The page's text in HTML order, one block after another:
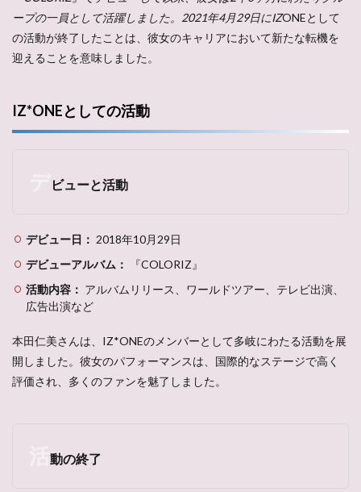
ープの一員として活躍しました。2021年4月29日にIZONEとして
の活動が終了したことは、彼女のキャリアにおいて新たな転機を
迎えることを意味しました。
IZ*ONEとしての活動
ビューと活動
デビュー日： 2018年10月29日
デビューアルバム：
『COLORIZ』
活動内容： アルバムリリース、ワールドツアー、テレビ出演、
広告出演など
本田仁美さんは、IZ*ONEのメンバーとして多岐にわたる活動を展
開しました。彼女のパフォーマンスは、国際的なステージで高く
評価され、多くのファンを魅了しました。
動の終了